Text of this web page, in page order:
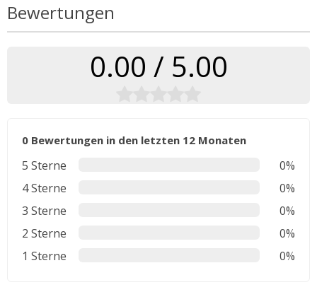
Bewertungen
0.00 / 5.00
0 Bewertungen in den letzten 12 Monaten
5 Sterne
0%
4 Sterne
0%
3 Sterne
0%
2 Sterne
0%
1 Sterne
0%